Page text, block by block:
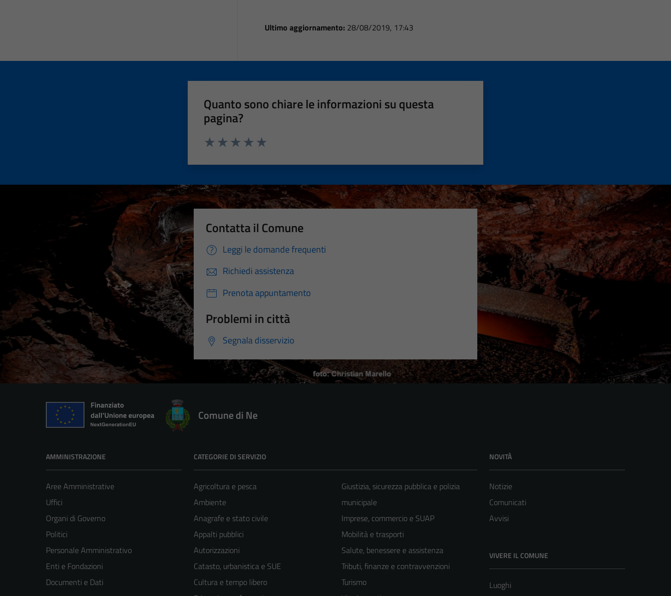
Ultimo aggiornamento: 28/08/2019, 17:43
Quanto sono chiare le informazioni su questa
pagina?
Contatta il Comune
Leggi le domande frequenti
Richiedi assistenza
Prenota appuntamento
Problemi in città
Segnala disservizio
Comune di Ne
AMMINISTRAZIONE
Aree Amministrative
Uffici
Organi di Governo
Politici
Personale Amministrativo
Enti e Fondazioni
Documenti e Dati
CATEGORIE DI SERVIZIO
Agricoltura e pesca
Ambiente
Anagrafe e stato civile
Appalti pubblici
Autorizzazioni
Catasto, urbanistica e SUE
Cultura e tempo libero
Giustizia, sicurezza pubblica e polizia
municipale
Imprese, commercio e SUAP
Mobilità e trasporti
Salute, benessere e assistenza
Tributi, finanze e contravvenzioni
Turismo
NOVITÀ
Notizie
Comunicati
Avvisi
VIVERE IL COMUNE
Luoghi